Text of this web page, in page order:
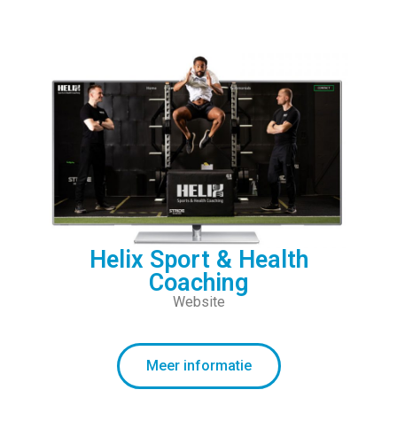
Helix Sport & Health
Coaching
Website
Meer informatie